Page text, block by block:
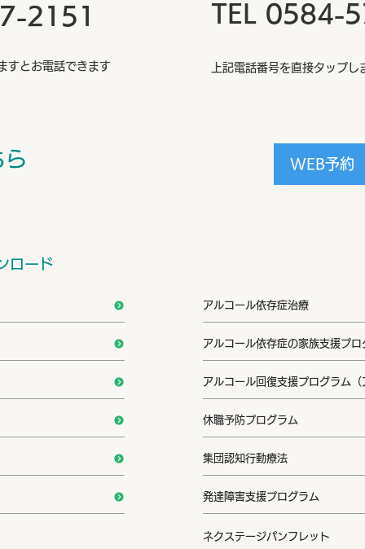
2151
すとお電話できます
TEL 0584-
上記電話番号を直接タップ
ら WEB予約
ロード
アルコール依存症治療
アルコール依存症の家族支援プ
アルコール回復支援プログラム（
休職予防プログラム
集団認知行動療法
発達障害支援プログラム
ネクステージパンフレット